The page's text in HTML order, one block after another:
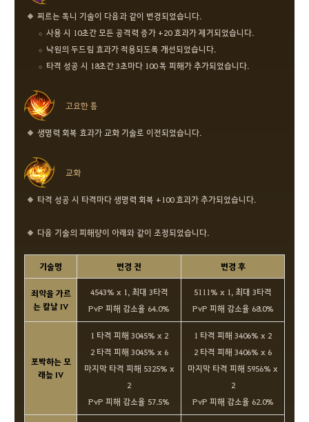
찌르는 독니 기술이 다음과 같이 변경되었습니다.
사용 시 10초간 모든 공격력 증가 +20 효과가 제거되었습니다.
낙원의 두드림 효과가 적용되도록 개선되었습니다.
타격 성공 시 18초간 3초마다 100 독 피해가 추가되었습니다.
고요한 틈
생명력 회복 효과가 교화 기술로 이전되었습니다.
교화
타격 성공 시 타격마다 생명력 회복 +100 효과가 추가되었습니다.
다음 기술의 피해량이 아래와 같이 조정되었습니다.
기술명 변경 전 변경 후
죄악을 가르
는 칼날 IV
4543% x 1, 최대 3타격
PvP 피해 감소율 64.0%
5111% x 1, 최대 3타격
PvP 피해 감소율 68.0%
포박하는 모
래늪 IV
1 타격 피해 3045% x 2
2 타격 피해 3045% x 6
마지막 타격 피해 5325% x
2
PvP 피해 감소율 57.5%
1 타격 피해 3406% x 2
2 타격 피해 3406% x 6
마지막 타격 피해 5956% x
2
PvP 피해 감소율 62.0%